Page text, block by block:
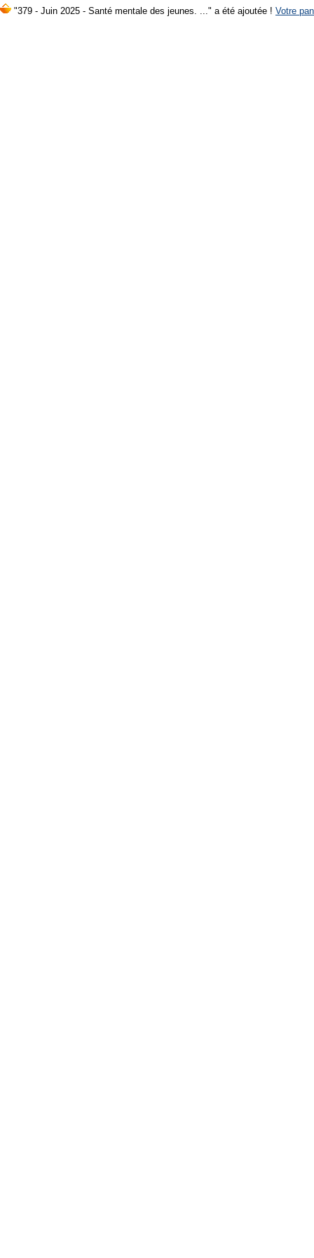
"379 - Juin 2025 - Santé mentale des jeunes. ..." a été ajoutée ! Votre